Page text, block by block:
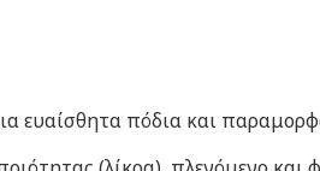
ευαίσθητα πόδια και